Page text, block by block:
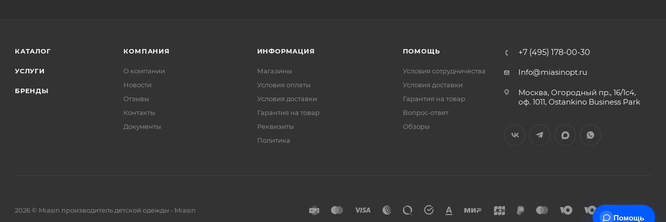
КАТАЛОГ
УСЛУГИ
БРЕНДЫ
КОМПАНИЯ
О компании
Новости
Отзывы
Контакты
Документы
ИНФОРМАЦИЯ
Магазины
Условия оплаты
Условия доставки
Гарантия на товар
Реквизиты
Политика
ПОМОЩЬ
Условия сотрудничества
Условия доставки
Гарантия на товар
Вопрос-ответ
Обзоры
+7 (495) 178-00-30
Info@miasinopt.ru
Москва, Огородный пр., 16/1с4,
оф. 1011, Ostankino Business Park
2026 © Miasin производитель детской одежды - Miasin
Помощь